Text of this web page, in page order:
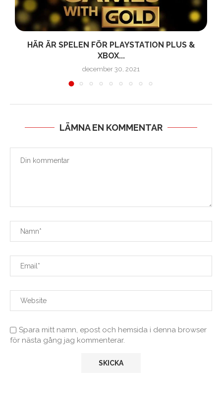
HÄR ÄR SPELEN FÖR PLAYSTATION PLUS &
XBOX...
december 30, 2021
LÄMNA EN KOMMENTAR
Spara mitt namn, epost och hemsida i denna browser
för nästa gång jag kommenterar.